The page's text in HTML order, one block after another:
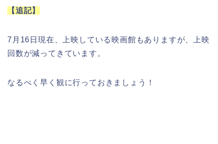
【追記】
7月16日現在、上映している映画館もありますが、上映
回数が減ってきています。
なるべく早く観に行っておきましょう！